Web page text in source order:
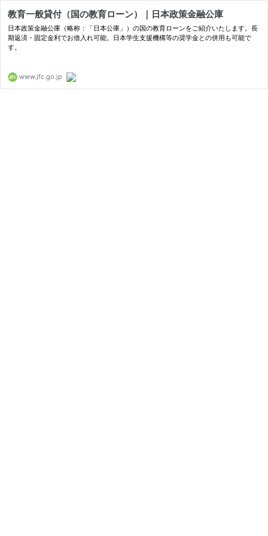
教育一般貸付（国の教育ローン）｜日本政策金融公庫
日本政策金融公庫（略称：「日本公庫」）の国の教育ローンをご紹介いたします。長
期返済・固定金利でお借入れ可能。日本学生支援機構等の奨学金との併用も可能で
す。
www.jfc.go.jp